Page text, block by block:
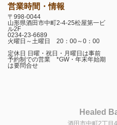
営業時間・情報
〒998-0044
山形県酒田市中町2-4-25松屋第一ビ
ル2F
0234-23-6689
火曜日～土曜日 20：00～0：00
定休日 日曜・祝日・月曜日は事前
予約制での営業 *GW・年末年始期
は要問合せ
Healed
酒田市中町2丁目